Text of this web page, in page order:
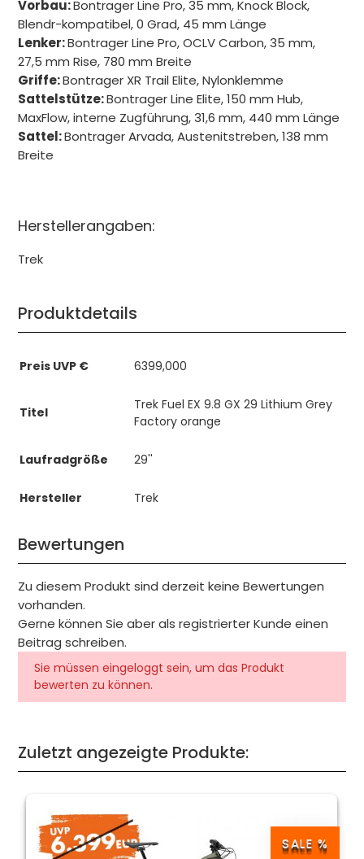
Vorbau:Bontrager Line Pro, 35 mm, Knock Block,
Blendr-kompatibel, 0 Grad, 45 mm Länge
Lenker:Bontrager Line Pro, OCLV Carbon, 35 mm,
27,5 mm Rise, 780 mm Breite
Griffe:Bontrager XR Trail Elite, Nylonklemme
Sattelstütze:Bontrager Line Elite, 150 mm Hub,
MaxFlow, interne Zugführung, 31,6 mm, 440 mm Länge
Sattel:Bontrager Arvada, Austenitstreben, 138 mm
Breite
Herstellerangaben:
Trek
Produktdetails
Preis UVP € 6399,000
Titel
Trek Fuel EX 9.8 GX 29 Lithium Grey
Factory orange
Laufradgröße 29''
Hersteller Trek
Bewertungen
Zu diesem Produkt sind derzeit keine Bewertungen
vorhanden.
Gerne können Sie aber als registrierter Kunde einen
Beitrag schreiben.
Sie müssen eingeloggt sein, um das Produkt
bewerten zu können.
Zuletzt angezeigte Produkte:
SALE %